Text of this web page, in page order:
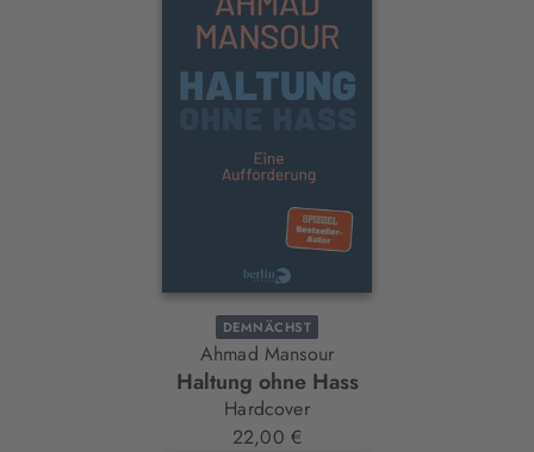
DEMNÄCHST
Ahmad Mansour
Haltung ohne Hass
Hardcover
22,00 €